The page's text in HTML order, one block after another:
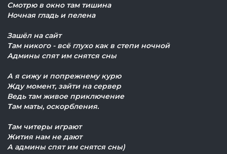
Смотрю в окно там тишина
Ночная гладь и пелена
Зашёл на сайт
Там никого - всё глухо как в степи ночной
Админы спят им снятся сны
А я сижу и попрежнему курю
Жду момент, зайти на сервер
Ведь там живое приключение
Там маты, оскорбления.
Там читеры играют
Жития нам не дают
А админы спят им снятся сны)